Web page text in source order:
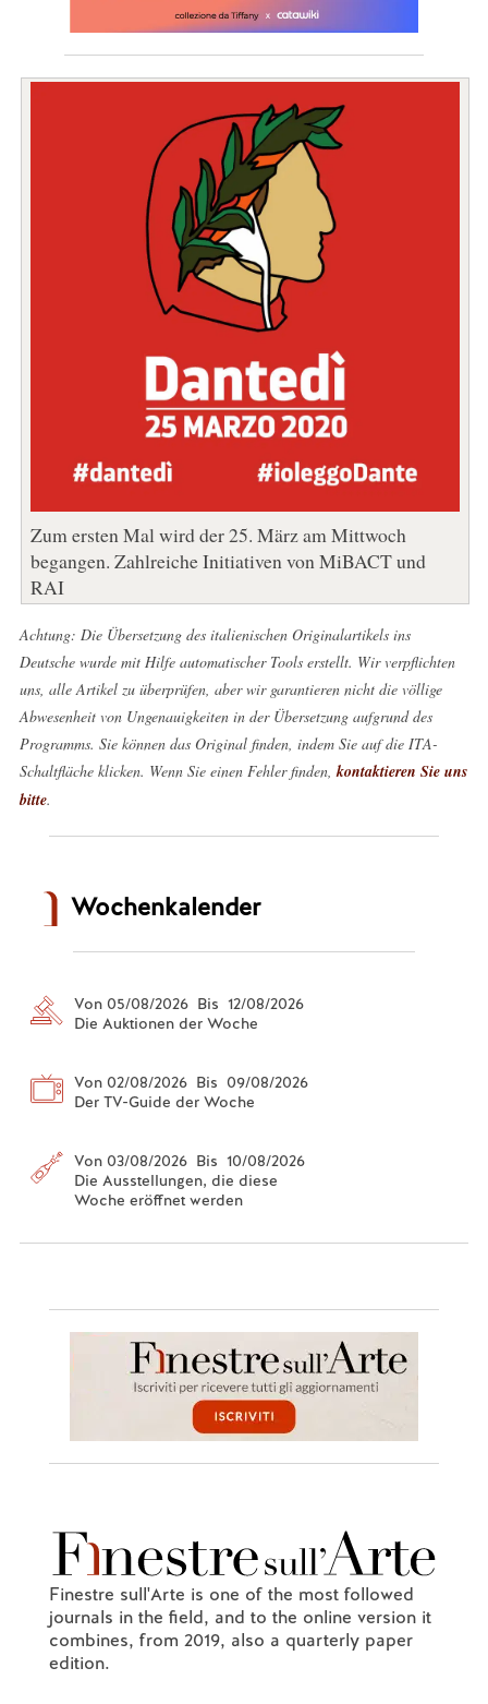
Zum ersten Mal wird der 25. März am Mittwoch
begangen. Zahlreiche Initiativen von MiBACT und
RAI
Achtung: Die Übersetzung des italienischen Originalartikels ins
Deutsche wurde mit Hilfe automatischer Tools erstellt. Wir verpflichten
uns, alle Artikel zu überprüfen, aber wir garantieren nicht die völlige
Abwesenheit von Ungenauigkeiten in der Übersetzung aufgrund des
Programms. Sie können das Original finden, indem Sie auf die ITA-
Schaltfläche klicken. Wenn Sie einen Fehler finden, kontaktieren Sie uns
bitte.
Wochenkalender
Von 05/08/2026 Bis 12/08/2026
Die Auktionen der Woche
Von 02/08/2026 Bis 09/08/2026
Der TV-Guide der Woche
Von 03/08/2026 Bis 10/08/2026
Die Ausstellungen, die diese
Woche eröffnet werden
Finestre sull'Arte is one of the most followed
journals in the field, and to the online version it
combines, from 2019, also a quarterly paper
edition.